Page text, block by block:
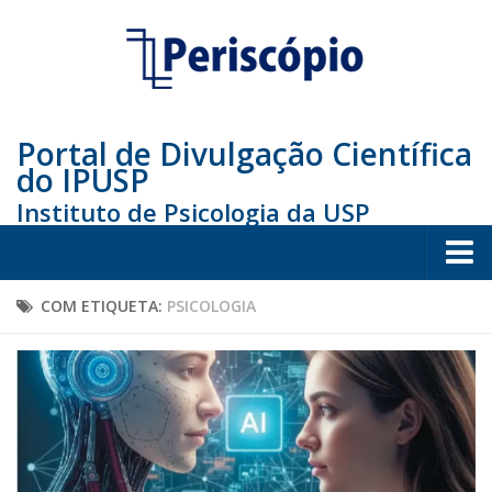
Portal de Divulgação Científica
do IPUSP
Instituto de Psicologia da USP
Home
Educação
Arte e Cultura
Bio
COM ETIQUETA: PSICOLOGIA